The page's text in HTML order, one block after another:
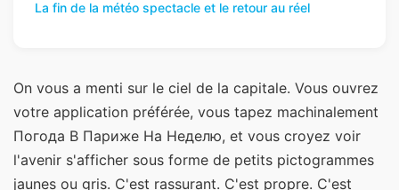
La fin de la météo spectacle et le retour au réel
On vous a menti sur le ciel de la capitale. Vous ouvrez
votre application préférée, vous tapez machinalement
Погода В Париже На Неделю, et vous croyez voir
l'avenir s'afficher sous forme de petits pictogrammes
jaunes ou gris. C'est rassurant. C'est propre. C'est